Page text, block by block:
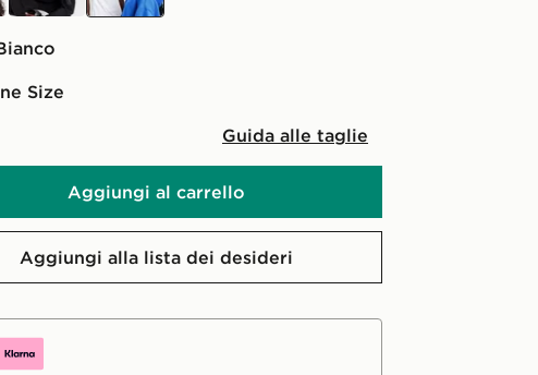
bianco
One Size
Guida alle taglie
Aggiungi al carrello
Aggiungi alla lista dei desideri